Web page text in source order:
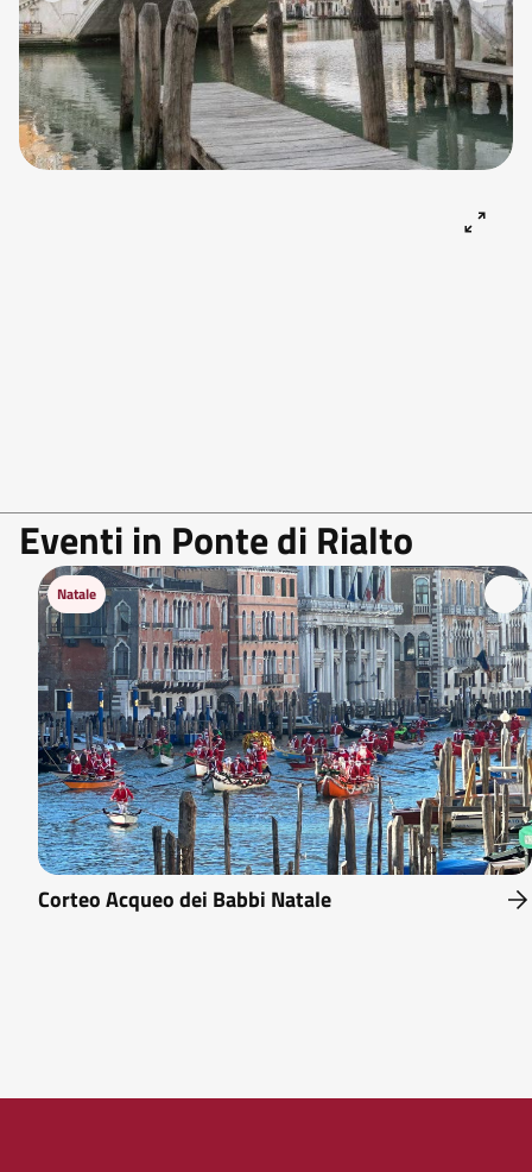
Eventi in Ponte di Rialto
Natale
Corteo Acqueo dei Babbi Natale